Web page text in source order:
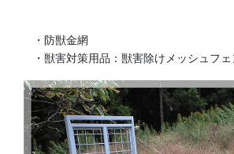
・防獣金網
・獣害対策用品：獣害除けメッシュフ